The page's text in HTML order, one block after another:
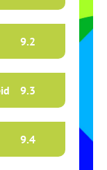
9.2
9.3
9.4